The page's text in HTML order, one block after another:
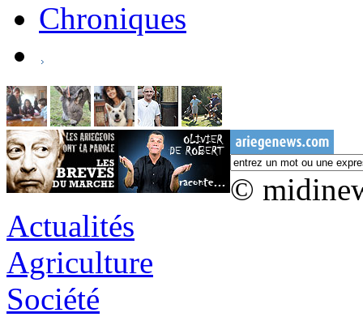
Chroniques
©
Actualités
Agriculture
Société